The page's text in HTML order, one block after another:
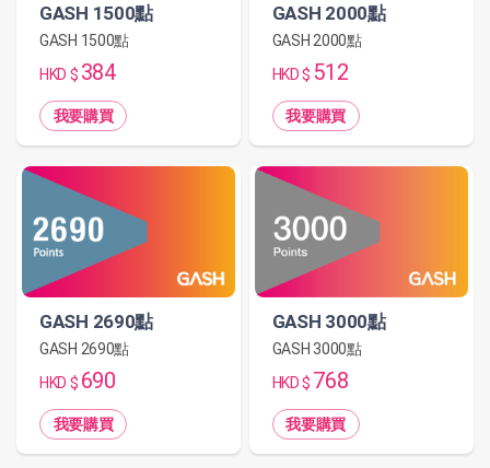
GASH 1500點
GASH 1500點
HKD $ 384
我要購買
GASH 2000點
GASH 2000點
HKD $ 512
我要購買
GASH 2690點
GASH 2690點
HKD $ 690
我要購買
GASH 3000點
GASH 3000點
HKD $ 768
我要購買